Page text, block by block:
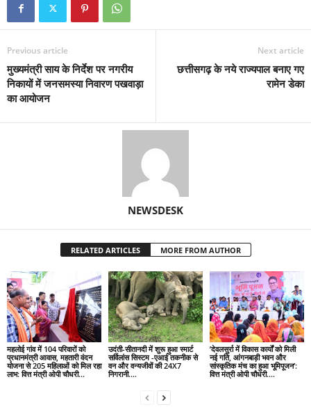
Previous article
मुख्यमंत्री साय के निर्देश पर नगरीय
निकायों में जनसमस्या निवारण पखवाड़ा
का आयोजन
Next article
छत्तीसगढ़ के नये राज्यपाल बनाए गए
रामेन डेका
NEWSDESK
RELATED ARTICLES MORE FROM AUTHOR
महलोई गांव में 104 परिवारों को
प्रधानमंत्री आवास, महतारी वंदन
योजना से 205 महिलाओं को मिल रहा
लाभ: वित्त मंत्री ओपी चौधरी…
उदंती-सीतानदी में शुरू हुआ स्मार्ट
सर्विलांस सिस्टम -एआई तकनीक से
वन और वन्यजीवों की 24X7
निगरानी….
’देवलसुर्रा में विकास कार्यों को मिली
नई गति, आंगनबाड़ी भवन और
सांस्कृतिक मंच का हुआ भूमिपूजन’:
वित्त मंत्री ओपी चौधरी….